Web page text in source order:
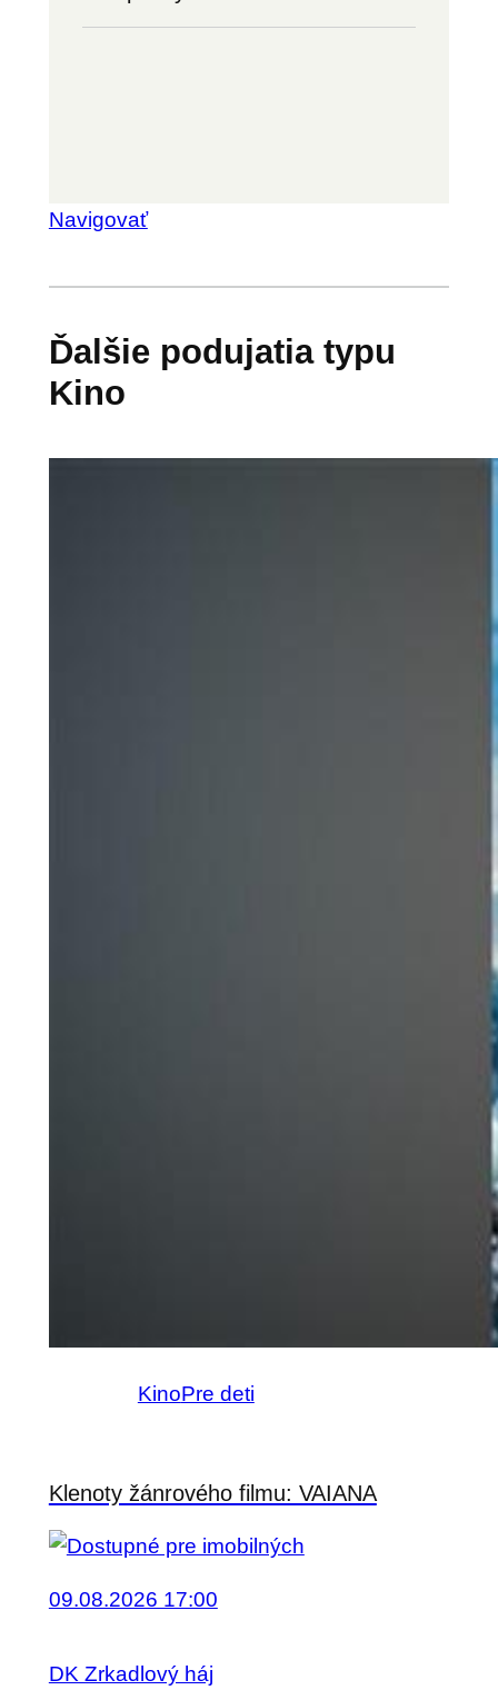
Navigovať
Ďalšie podujatia typu
Kino
KinoPre deti
Klenoty žánrového filmu: VAIANA
09.08.2026 17:00
DK Zrkadlový háj